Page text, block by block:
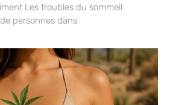
Les troubles du sommeil
personnes dans